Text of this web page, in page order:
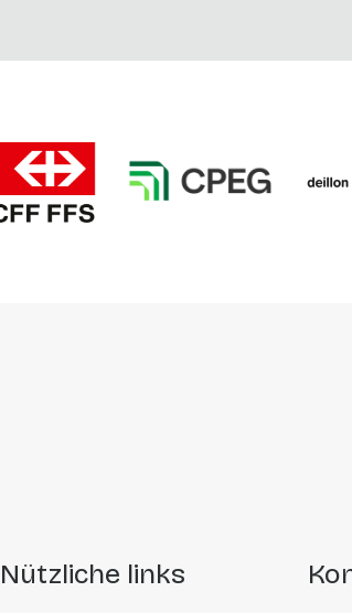
nützliche links